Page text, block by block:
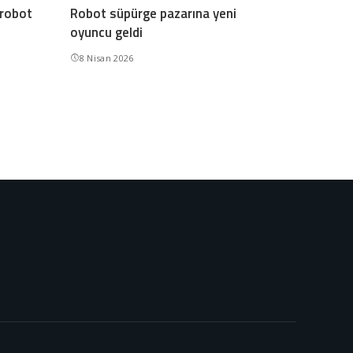
Robot süpürge pazarına yeni
oyuncu geldi
8 Nisan 2026